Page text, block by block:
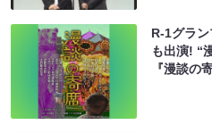
R-1グラ
も出演! “
『漫談の